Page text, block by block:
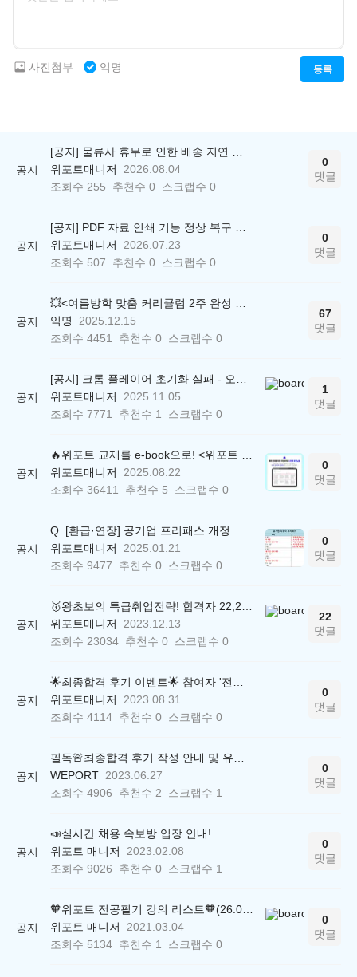
등록
사진첨부 익명
공지
위포트매니저
2026.08.04
조회수 255 추천수 0 스크랩수 0
0
댓글
공지
위포트매니저
2026.07.23
조회수 507 추천수 0 스크랩수 0
0
댓글
공지
익명
2025.12.15
조회수 4451 추천수 0 스크랩수 0
67
댓글
공지
위포트매니저
2025.11.05
조회수 7771 추천수 1 스크랩수 0
1
댓글
공지
위포트매니저
2025.08.22
조회수 36411 추천수 5 스크랩수 0
0
댓글
공지
위포트매니저
2025.01.21
조회수 9477 추천수 0 스크랩수 0
0
댓글
공지
위포트매니저
2023.12.13
조회수 23034 추천수 0 스크랩수 0
22
댓글
공지
위포트매니저
2023.08.31
조회수 4114 추천수 0 스크랩수 0
0
댓글
공지
WEPORT 2023.06.27
조회수 4906 추천수 2 스크랩수 1
0
댓글
공지
📣실시간 채용 속보방 입장 안내!
위포트 매니저
2023.02.08
조회수 9026 추천수 0 스크랩수 1
0
댓글
공지
위포트 매니저
2021.03.04
조회수 5134 추천수 1 스크랩수 0
0
댓글